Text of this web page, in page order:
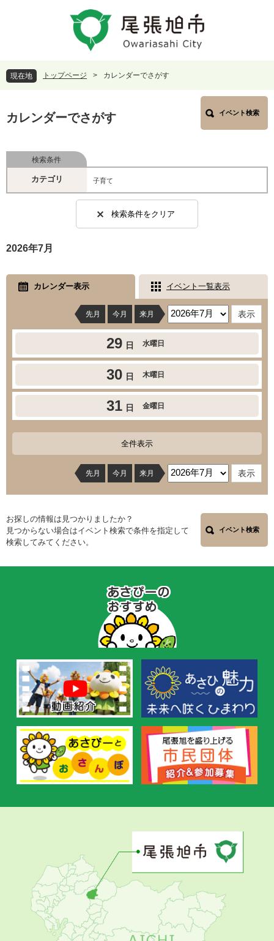
頭
で
飛
ば
本
現在地 トップページ > カレンダーでさがす
文
カレンダーでさがす イベント検索
検索条件
カテゴリ 子育て
検索条件をクリア
2026年7月
カレンダー表示 イベント一覧表示
先月 今月 来月
29 日 水曜日
30 日 木曜日
31 日 金曜日
全件表示
先月 今月 来月
お探しの情報は見つかりましたか？
見つからない場合はイベント検索で条件を指定して
検索してみてください。
イベント検索
の
お
す
め